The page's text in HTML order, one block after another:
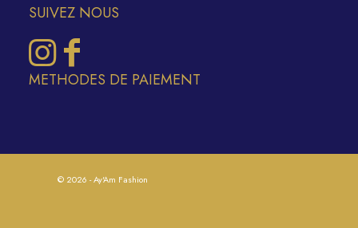
SUIVEZ NOUS
METHODES DE PAIEMENT
© 2026 - Ay'Am Fashion